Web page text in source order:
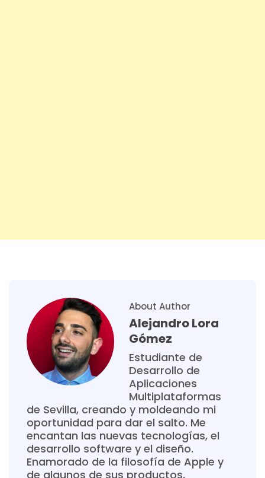
About Author
Alejandro Lora
Gómez
Estudiante de
Desarrollo de
Aplicaciones
Multiplataformas
de Sevilla, creando y moldeando mi
oportunidad para dar el salto. Me
encantan las nuevas tecnologías, el
desarrollo software y el diseño.
Enamorado de la filosofía de Apple y
de algunos de sus productos,